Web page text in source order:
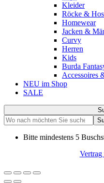
Kleider
Röcke &
Homewear
Jacken &
Curvy
Herren
Kids
Burda
Accessoires
NEU im Shop
SALE
Bitte mindestens 5